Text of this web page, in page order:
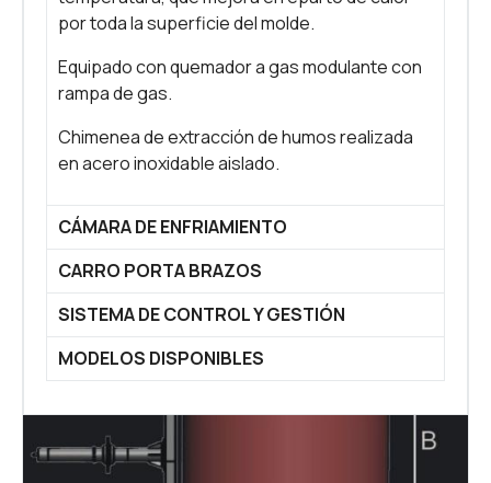
por toda la superficie del molde.
Equipado con quemador a gas modulante con
rampa de gas.
Chimenea de extracción de humos realizada
en acero inoxidable aislado.
CÁMARA DE ENFRIAMIENTO
CARRO PORTA BRAZOS
SISTEMA DE CONTROL Y GESTIÓN
MODELOS DISPONIBLES